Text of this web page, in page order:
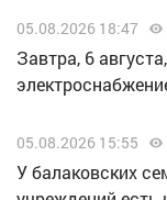
05.08.2026 18:47
Завтра, 6
05.08.2026 15:55
У балаковских